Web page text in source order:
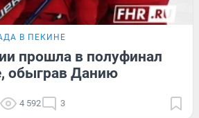
В ПЕКИНЕ
прошла в полуфинал
обыграв Данию
4 592 3